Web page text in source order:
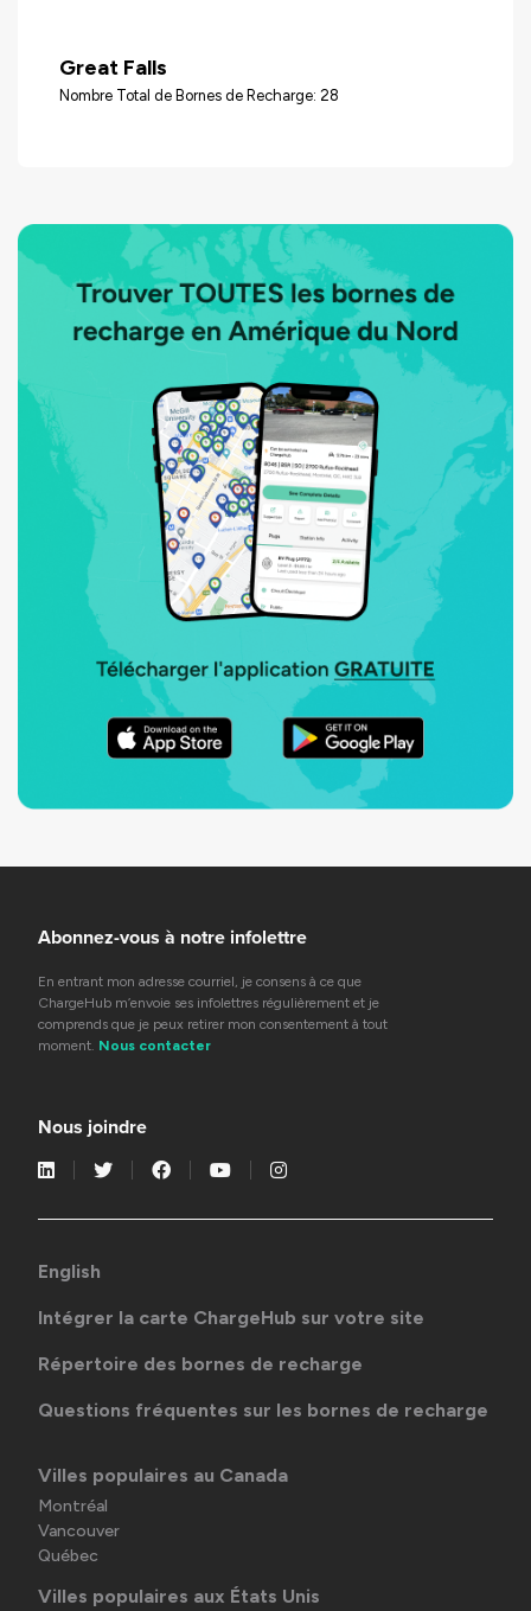
Great Falls
Nombre Total de Bornes de Recharge: 28
Abonnez-vous à notre infolettre
En entrant mon adresse courriel, je consens à ce que
ChargeHub m’envoie ses infolettres régulièrement et je
comprends que je peux retirer mon consentement à tout
moment. Nous contacter
Nous joindre
English
Intégrer la carte ChargeHub sur votre site
Répertoire des bornes de recharge
Questions fréquentes sur les bornes de recharge
Villes populaires au Canada
Montréal
Vancouver
Québec
Villes populaires aux États Unis